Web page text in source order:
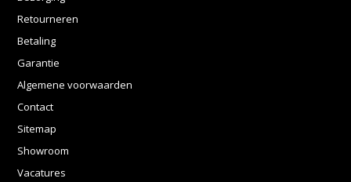
Retourneren
Betaling
Garantie
Algemene voorwaarden
Contact
Sitemap
Showroom
Vacatures